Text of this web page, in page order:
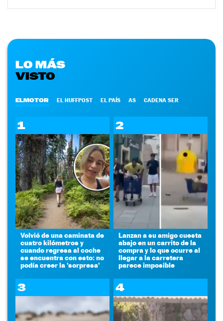
LO MÁS
VISTO
ELMOTOR EL HUFFPOST EL PAÍS AS CADENA SER
1
Volvió de una caminata de
cuatro kilómetros y
cuando regresa al coche
se encuentra con esto: no
podía creer la 'sorpresa'
2
Lanzan a su amigo cuesta
abajo en un carrito de la
compra y lo que ocurre al
llegar a la carretera
parece imposible
3 4